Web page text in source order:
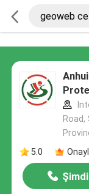
Road,
5.0